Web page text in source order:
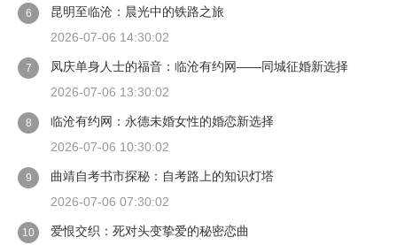
6
昆明至临沧：晨光中的铁路之旅
2026-07-06 14:30:02
7
凤庆单身人士的福音：临沧有约网——同城征婚新选择
2026-07-06 13:30:02
8
临沧有约网：永德未婚女性的婚恋新选择
2026-07-06 10:30:02
9
曲靖自考书市探秘：自考路上的知识灯塔
2026-07-06 07:30:02
10
爱恨交织：死对头变挚爱的秘密恋曲